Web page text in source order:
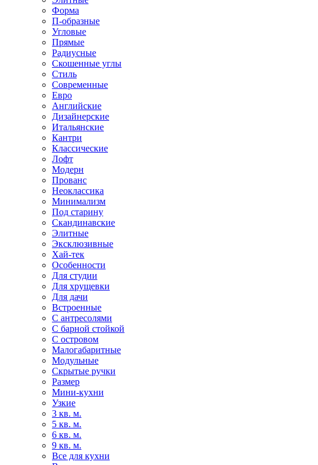
Форма
П-образные
Угловые
Прямые
Радиусные
Скошенные углы
Стиль
Современные
Евро
Английские
Дизайнерские
Итальянские
Кантри
Классические
Лофт
Модерн
Прованс
Неоклассика
Минимализм
Под старину
Скандинавские
Элитные
Эксклюзивные
Хай-тек
Особенности
Для студии
Для хрущевки
Для дачи
Встроенные
С антресолями
С барной стойкой
С островом
Малогабаритные
Модульные
Скрытые ручки
Размер
Мини-кухни
Узкие
3 кв. м.
5 кв. м.
6 кв. м.
9 кв. м.
Все для кухни